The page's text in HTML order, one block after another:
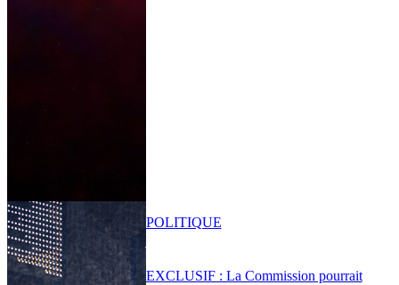
EXCLUSIF : La Commission pourrait
POLITIQUE